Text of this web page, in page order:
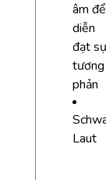
âm để
diễn
đạt sự
tương
phản
Laut